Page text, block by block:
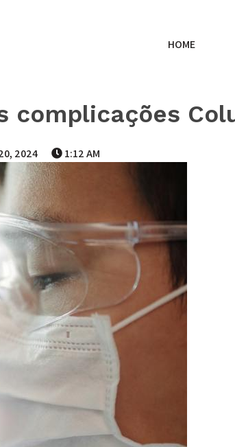
HOME
complicações
2024 1:12 AM